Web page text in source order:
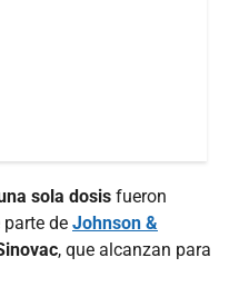
sola dosis fueron
parte de Johnson &
, que alcanzan para